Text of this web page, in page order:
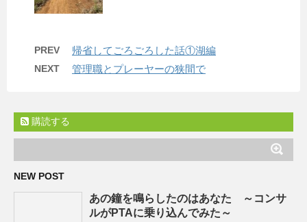
PREV 帰省してごろごろした話①湖編
NEXT 管理職とプレーヤーの狭間で
購読する
NEW POST
あの鐘を鳴らしたのはあなた ～コンサ
ルがPTAに乗り込んでみた～